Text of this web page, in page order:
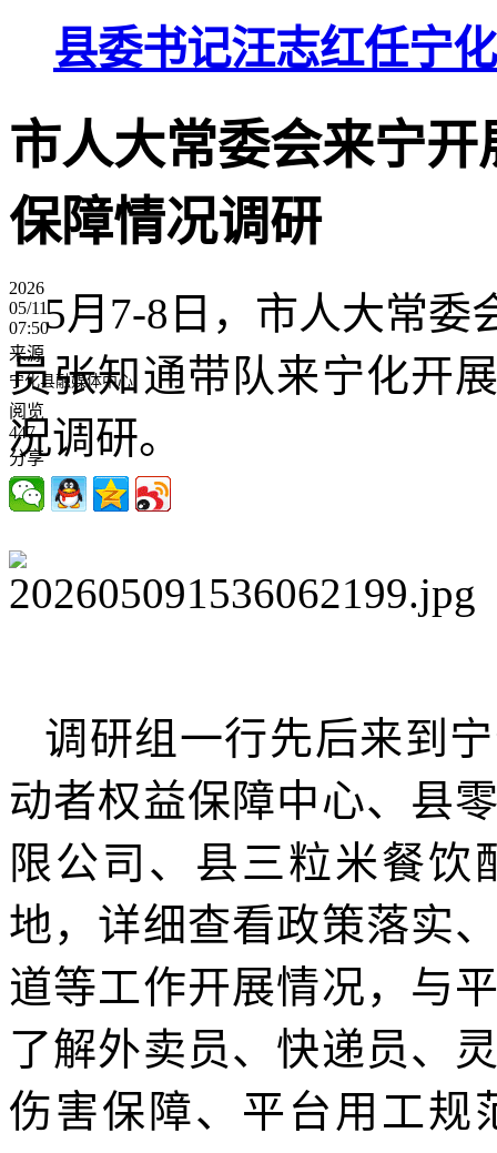
县委书记汪志红任宁
市人大常委会来宁
保障情况调研
2026
05/11
07:50
来源
宁化县融媒体中心
阅览
447
分享
5月7-8日，市人大常委
员张知通带队来宁化开
况调研。
调研组一行先后来到
动者权益保障中心、县
限公司、县三粒米餐
地，详细查看政策落实
道等工作开展情况，与
了解外卖员、快递员、
伤害保障、平台用工规